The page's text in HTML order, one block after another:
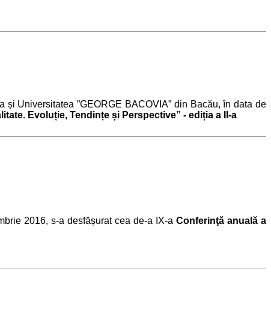
Universitatea ”GEORGE BACOVIA” din Bacău, în data de
Evoluție, Tendințe și Perspective” - ediția a II-a
2016, s-a desfășurat cea de-a IX-aConferinţă anuală a